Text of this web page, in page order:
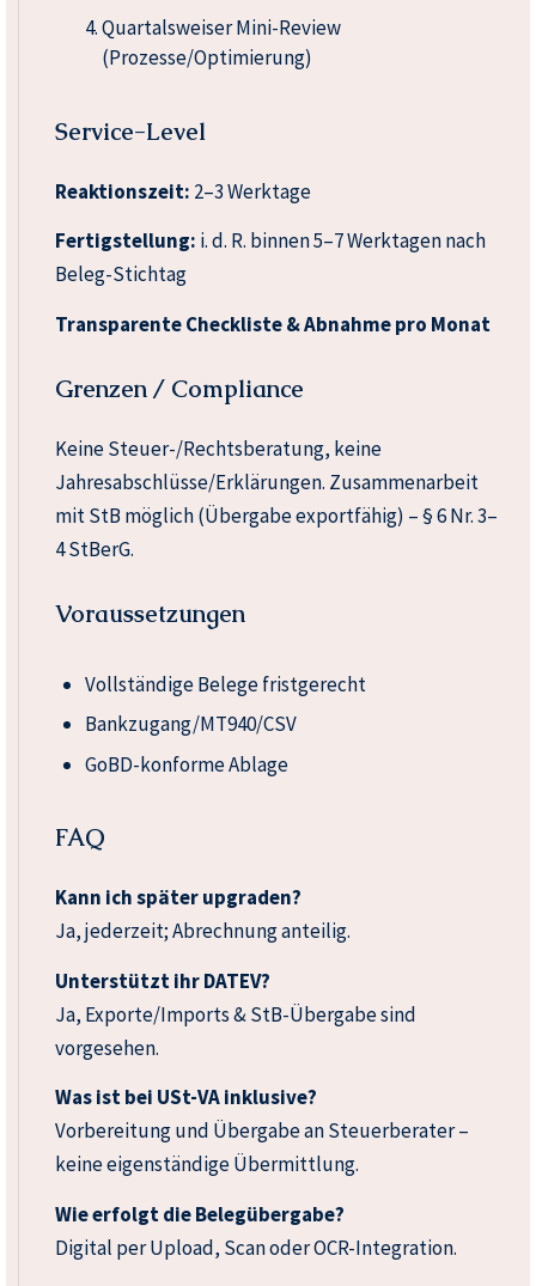
Quartalsweiser Mini-Review
(Prozesse/Optimierung)
Service-Level
Reaktionszeit: 2–3 Werktage
Fertigstellung: i. d. R. binnen 5–7 Werktagen nach
Beleg-Stichtag
Transparente Checkliste & Abnahme pro Monat
Grenzen / Compliance
Keine Steuer-/Rechtsberatung, keine
Jahresabschlüsse/Erklärungen. Zusammenarbeit
mit StB möglich (Übergabe exportfähig) – § 6 Nr. 3–
4 StBerG.
Voraussetzungen
Vollständige Belege fristgerecht
Bankzugang/MT940/CSV
GoBD-konforme Ablage
FAQ
Kann ich später upgraden?
Ja, jederzeit; Abrechnung anteilig.
Unterstützt ihr DATEV?
Ja, Exporte/Imports & StB-Übergabe sind
vorgesehen.
Was ist bei USt-VA inklusive?
Vorbereitung und Übergabe an Steuerberater –
keine eigenständige Übermittlung.
Wie erfolgt die Belegübergabe?
Digital per Upload, Scan oder OCR-Integration.